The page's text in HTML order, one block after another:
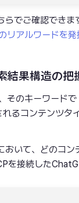
でご確認できま
リアルワードを発
果構造の把
のキーワード
るコンテンツ
おいて、どのコ
を接続した